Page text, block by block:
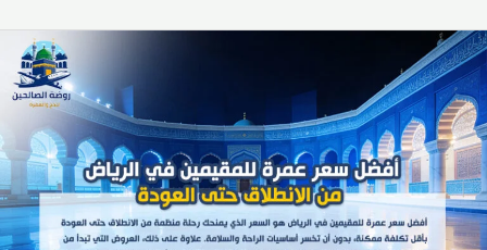
أفضل
سعر
عمرة
للمقيمين
في
الرياض
من
الانطلاق